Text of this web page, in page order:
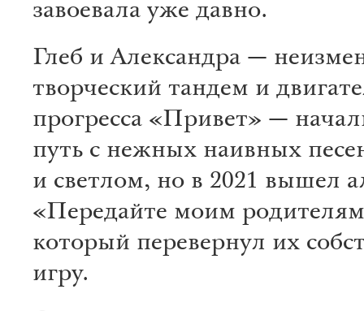
завоевала уже давно.
Глеб и Александра —
творческий тандем и
прогресса «Привет» —
путь с нежных наивных
и светлом, но в 2021 вышел
«Передайте моим
который перевернул их
игру.